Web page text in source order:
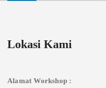
Lokasi Kami
Alamat Workshop :